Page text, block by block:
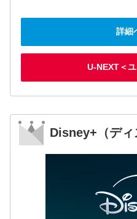
詳細
U-NEXT＜
Disney+（ディ